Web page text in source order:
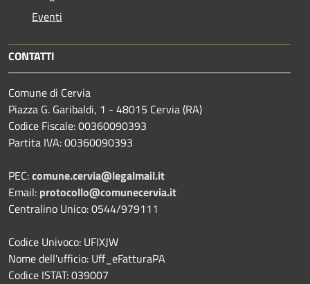
Eventi
CONTATTI
Comune di Cervia
Piazza G. Garibaldi, 1 - 48015 Cervia (RA)
Codice Fiscale: 00360090393
Partita IVA: 00360090393
PEC:comune.cervia@legalmail.it
Email: protocollo@comunecervia.it
Centralino Unico: 0544/979111
Codice Univoco: UFIXJW
Nome dell'ufficio: Uff_eFatturaPA
Codice ISTAT: 039007